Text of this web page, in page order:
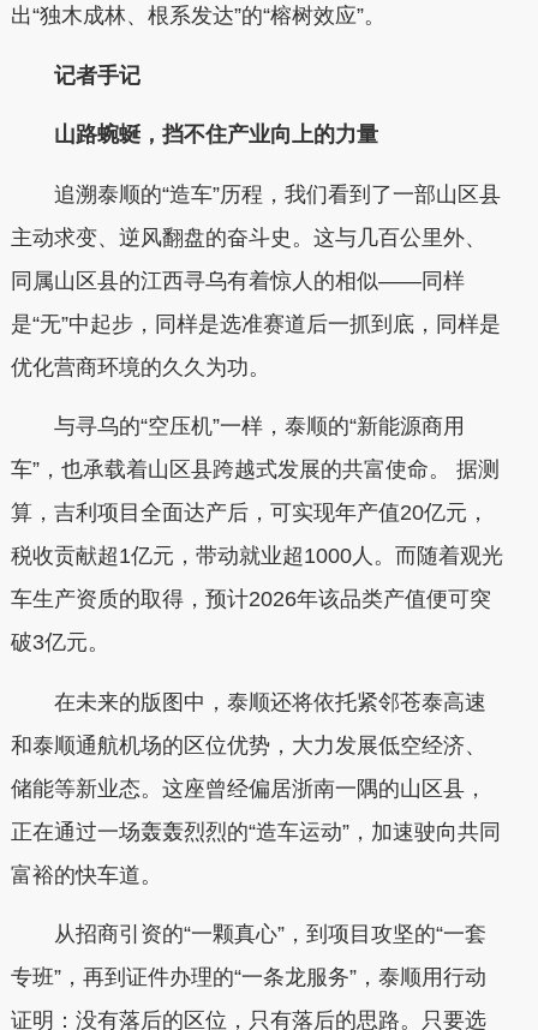
出“独木成林、根系发达”的“榕树效应”。
记者手记
山路蜿蜒，挡不住产业向上的力量
追溯泰顺的“造车”历程，我们看到了一部山区县
主动求变、逆风翻盘的奋斗史。这与几百公里外、
同属山区县的江西寻乌有着惊人的相似——同样
是“无”中起步，同样是选准赛道后一抓到底，同样是
优化营商环境的久久为功。
与寻乌的“空压机”一样，泰顺的“新能源商用
车”，也承载着山区县跨越式发展的共富使命。 据测
算，吉利项目全面达产后，可实现年产值20亿元，
税收贡献超1亿元，带动就业超1000人。而随着观光
车生产资质的取得，预计2026年该品类产值便可突
破3亿元。
在未来的版图中，泰顺还将依托紧邻苍泰高速
和泰顺通航机场的区位优势，大力发展低空经济、
储能等新业态。这座曾经偏居浙南一隅的山区县，
正在通过一场轰轰烈烈的“造车运动”，加速驶向共同
富裕的快车道。
从招商引资的“一颗真心”，到项目攻坚的“一套
专班”，再到证件办理的“一条龙服务”，泰顺用行动
证明：没有落后的区位，只有落后的思路。只要选